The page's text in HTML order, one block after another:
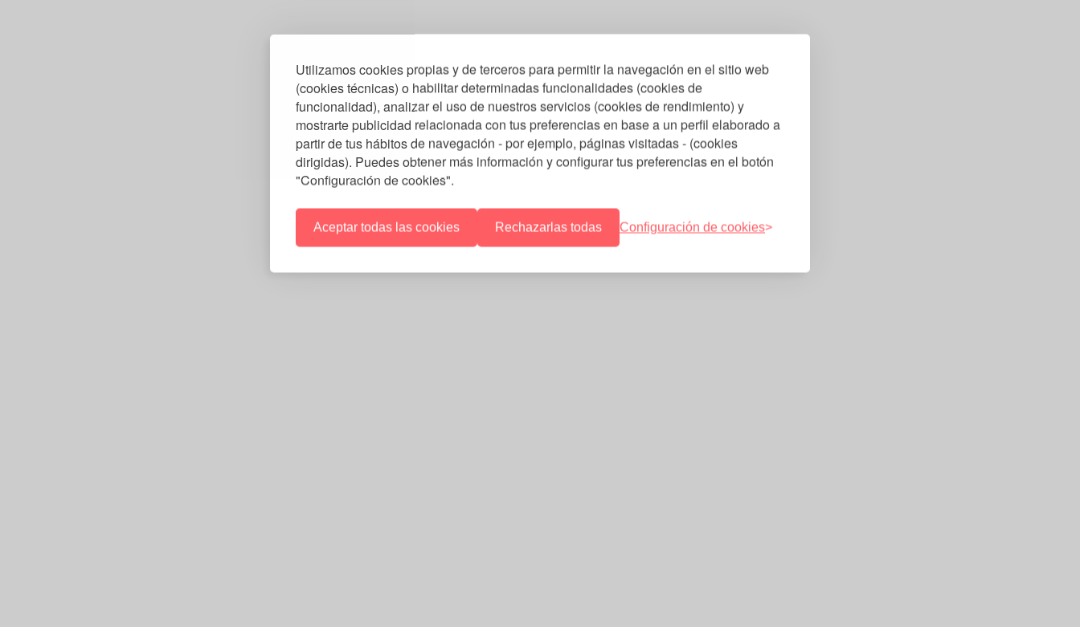
Utilizamos cookies propias y de terceros para permitir la navegación en el sitio web
(cookies técnicas) o habilitar determinadas funcionalidades (cookies de
funcionalidad), analizar el uso de nuestros servicios (cookies de rendimiento) y
mostrarte publicidad relacionada con tus preferencias en base a un perfil elaborado a
partir de tus hábitos de navegación - por ejemplo, páginas visitadas - (cookies
dirigidas). Puedes obtener más información y configurar tus preferencias en el botón
"Configuración de cookies".
Aceptar todas las cookies Rechazarlas todas Configuración de cookies